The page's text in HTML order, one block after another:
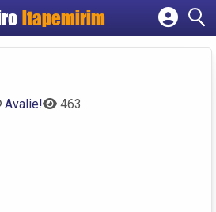
Itapemirim
Cadastrar empresa
Avalie! 463